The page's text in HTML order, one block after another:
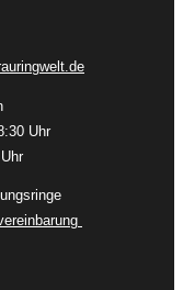
Uhr